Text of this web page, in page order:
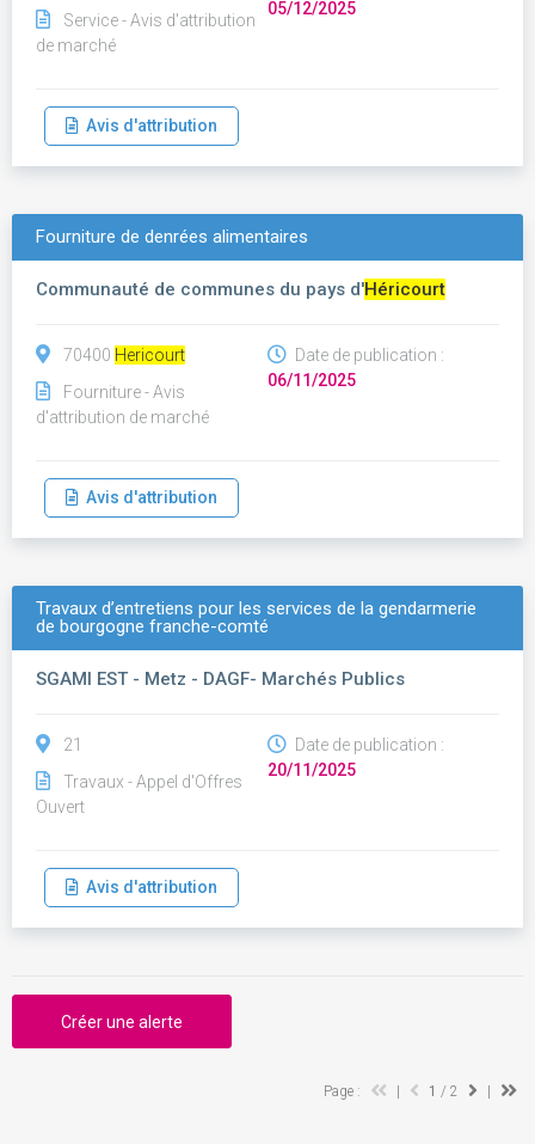
Service - Avis d'attribution
de marché
05/12/2025
Avis d'attribution
Fourniture de denrées alimentaires
Communauté de communes du pays d'Héricourt
70400 Hericourt
Fourniture - Avis
d'attribution de marché
Date de publication :
06/11/2025
Avis d'attribution
Travaux d’entretiens pour les services de la gendarmerie
de bourgogne franche-comté
SGAMI EST - Metz - DAGF- Marchés Publics
21
Travaux - Appel d'Offres
Ouvert
Date de publication :
20/11/2025
Avis d'attribution
Créer une alerte
Page : 1 / 2